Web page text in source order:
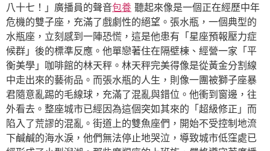
八十七！」廣播員的聲音包養 聽起來像是一個正在經歷中年
危機的雙子座，充滿了戲劇性的絕望。張水瓶，一個典型的
水瓶座，立刻感到一陣恐慌，這是他患有「星座預報壓力症
候群」後的標準反應。他單戀著住在隔壁棟、經營一家「平
衡美學」咖啡館的林天秤。林天秤完美得像是從黃金分割線
中走出來的藝術品。而張水瓶的人生，則像一團被獅子座暴
君隨意亂踢的毛線球，充滿了混亂與錯位。他衝到窗邊，往
外看去。整座城市已經因為這個突如其來的「超級修正」而
陷入了荒謬的混亂。街道上的雙魚座們，開始不受控制地流
下鹹鹹的海水淚，他們無法停止地哭泣，導致城市低窪處已